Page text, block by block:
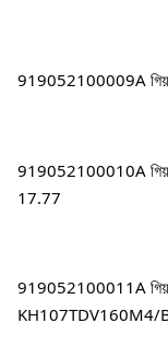
919052100009A
919052100010A
17.77
919052100011A গিয়ার
KH107TDV160M4/